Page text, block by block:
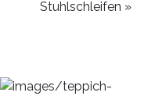
Stuhlschleifen »